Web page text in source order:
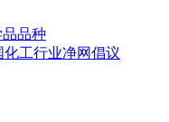
品种
化工行业净网倡议